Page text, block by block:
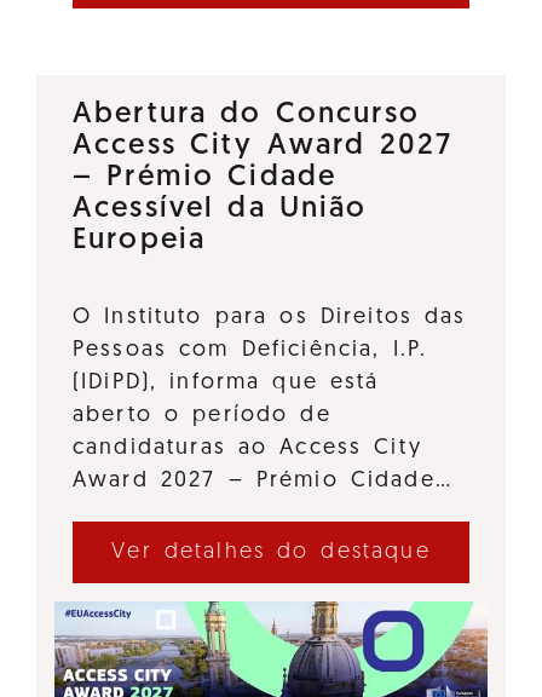
Abertura do Concurso
Access City Award 2027
– Prémio Cidade
Acessível da União
Europeia
O Instituto para os Direitos das
Pessoas com Deficiência, I.P.
(IDiPD), informa que está
aberto o período de
candidaturas ao Access City
Award 2027 – Prémio Cidade…
Ver detalhes do destaque